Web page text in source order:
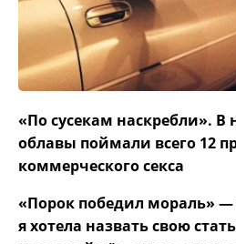
«По сусекам наскребли». В
облавы поймали всего 12
коммерческого секса
«Порок победил мораль» —
я хотела назвать свою